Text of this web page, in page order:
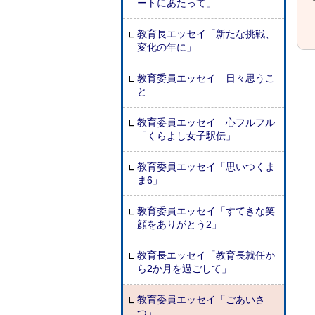
ートにあたって」
教育長エッセイ「新たな挑戦、
変化の年に」
教育委員エッセイ 日々思うこ
と
教育委員エッセイ 心フルフル
「くらよし女子駅伝」
教育委員エッセイ「思いつくま
ま6」
教育委員エッセイ「すてきな笑
顔をありがとう2」
教育長エッセイ「教育長就任か
ら2か月を過ごして」
教育委員エッセイ「ごあいさ